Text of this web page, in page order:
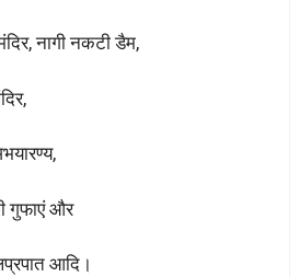
नागी नकटी डैम,
गुफाएं और
आदि।